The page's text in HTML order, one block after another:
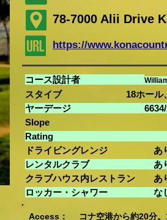
78-7000 Alii Drive
https://
コース設計者
スタイブ 18ホール、
ヤーデージ
Slope
ドライビングレンジ あ
レンタ
クラブハウス内レストラン あ
ロッカー
Access： コナ空港から約20分。